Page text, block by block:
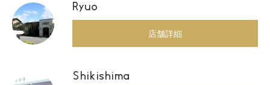
Ryuo
店舗詳細
Shikishima